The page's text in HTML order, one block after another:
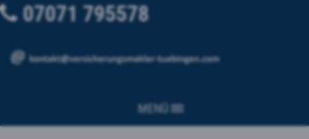
07071 795578
MENÜ